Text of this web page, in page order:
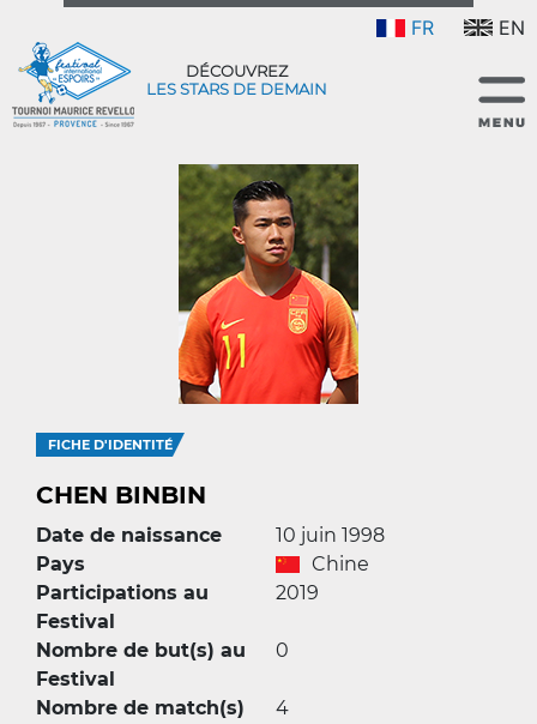
FR EN
DÉCOUVREZ
LES STARS DE DEMAIN
FICHE D'IDENTITÉ
CHEN BINBIN
Date de naissance
10 juin 1998
Pays
Chine
Participations au
Festival
2019
Nombre de but(s) au
Festival
0
Nombre de match(s)
4